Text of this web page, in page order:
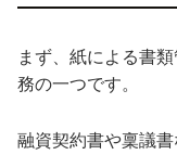
まず、紙による書
務の一つです。
融資契約書や稟議書